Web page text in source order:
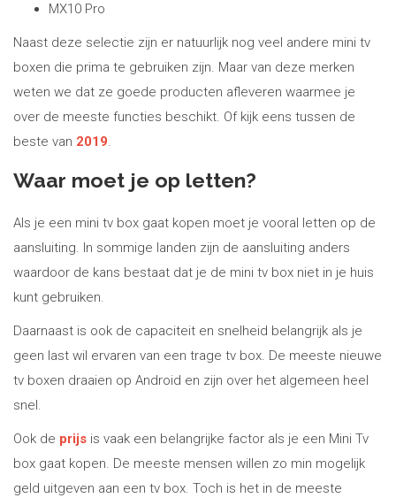
MX10 Pro
Naast deze selectie zijn er natuurlijk nog veel andere mini tv
boxen die prima te gebruiken zijn. Maar van deze merken
weten we dat ze goede producten afleveren waarmee je
over de meeste functies beschikt. Of kijk eens tussen de
beste van 2019.
Waar moet je op letten?
Als je een mini tv box gaat kopen moet je vooral letten op de
aansluiting. In sommige landen zijn de aansluiting anders
waardoor de kans bestaat dat je de mini tv box niet in je huis
kunt gebruiken.
Daarnaast is ook de capaciteit en snelheid belangrijk als je
geen last wil ervaren van een trage tv box. De meeste nieuwe
tv boxen draaien op Android en zijn over het algemeen heel
snel.
Ook de prijs is vaak een belangrijke factor als je een Mini Tv
box gaat kopen. De meeste mensen willen zo min mogelijk
geld uitgeven aan een tv box. Toch is het in de meeste